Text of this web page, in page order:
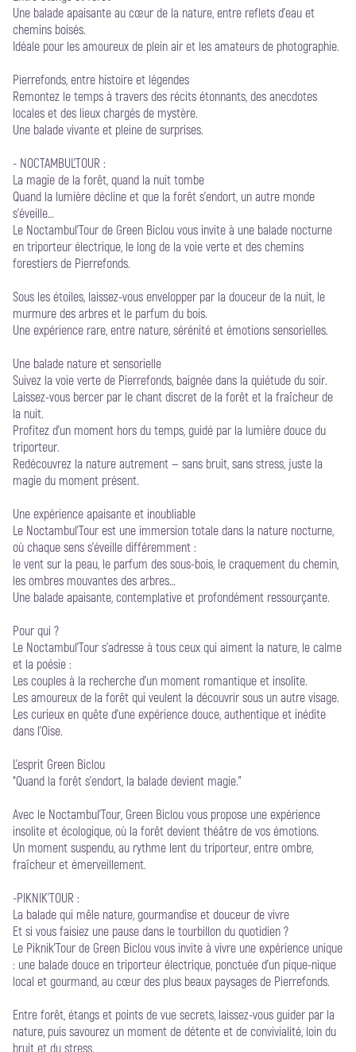
Une balade apaisante au cœur de la nature, entre reflets d’eau et
chemins boisés.
Idéale pour les amoureux de plein air et les amateurs de photographie.
Pierrefonds, entre histoire et légendes
Remontez le temps à travers des récits étonnants, des anecdotes
locales et des lieux chargés de mystère.
Une balade vivante et pleine de surprises.
- NOCTAMBUL'TOUR :
La magie de la forêt, quand la nuit tombe
Quand la lumière décline et que la forêt s’endort, un autre monde
s’éveille…
Le Noctambul’Tour de Green Biclou vous invite à une balade nocturne
en triporteur électrique, le long de la voie verte et des chemins
forestiers de Pierrefonds.
Sous les étoiles, laissez-vous envelopper par la douceur de la nuit, le
murmure des arbres et le parfum du bois.
Une expérience rare, entre nature, sérénité et émotions sensorielles.
Une balade nature et sensorielle
Suivez la voie verte de Pierrefonds, baignée dans la quiétude du soir.
Laissez-vous bercer par le chant discret de la forêt et la fraîcheur de
la nuit.
Profitez d’un moment hors du temps, guidé par la lumière douce du
triporteur.
Redécouvrez la nature autrement — sans bruit, sans stress, juste la
magie du moment présent.
Une expérience apaisante et inoubliable
Le Noctambul’Tour est une immersion totale dans la nature nocturne,
où chaque sens s’éveille différemment :
le vent sur la peau, le parfum des sous-bois, le craquement du chemin,
les ombres mouvantes des arbres…
Une balade apaisante, contemplative et profondément ressourçante.
Pour qui ?
Le Noctambul’Tour s’adresse à tous ceux qui aiment la nature, le calme
et la poésie :
Les couples à la recherche d’un moment romantique et insolite.
Les amoureux de la forêt qui veulent la découvrir sous un autre visage.
Les curieux en quête d’une expérience douce, authentique et inédite
dans l’Oise.
L’esprit Green Biclou
“Quand la forêt s’endort, la balade devient magie.”
Avec le Noctambul’Tour, Green Biclou vous propose une expérience
insolite et écologique, où la forêt devient théâtre de vos émotions.
Un moment suspendu, au rythme lent du triporteur, entre ombre,
fraîcheur et émerveillement.
-PIKNIK'TOUR :
La balade qui mêle nature, gourmandise et douceur de vivre
Et si vous faisiez une pause dans le tourbillon du quotidien ?
Le Piknik’Tour de Green Biclou vous invite à vivre une expérience unique
: une balade douce en triporteur électrique, ponctuée d’un pique-nique
local et gourmand, au cœur des plus beaux paysages de Pierrefonds.
Entre forêt, étangs et points de vue secrets, laissez-vous guider par la
nature, puis savourez un moment de détente et de convivialité, loin du
bruit et du stress.